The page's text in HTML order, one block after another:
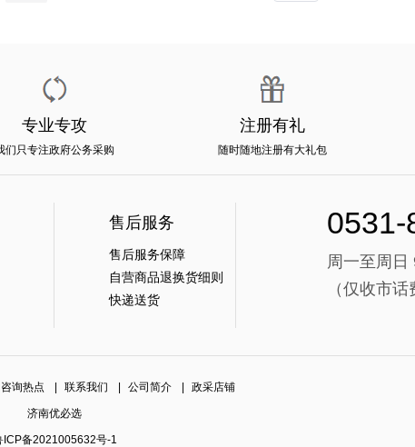
专业专攻
们只专注政府公务采购
注册有礼
随时随地注册有大礼包
售后服务
售后服务保障
自营商品退换货细则
快递送货
0531-
周一至周日
（仅收市话
咨询热点 联系我们 公司简介 政采店铺
济南优必选
ICP备2021005632号-1